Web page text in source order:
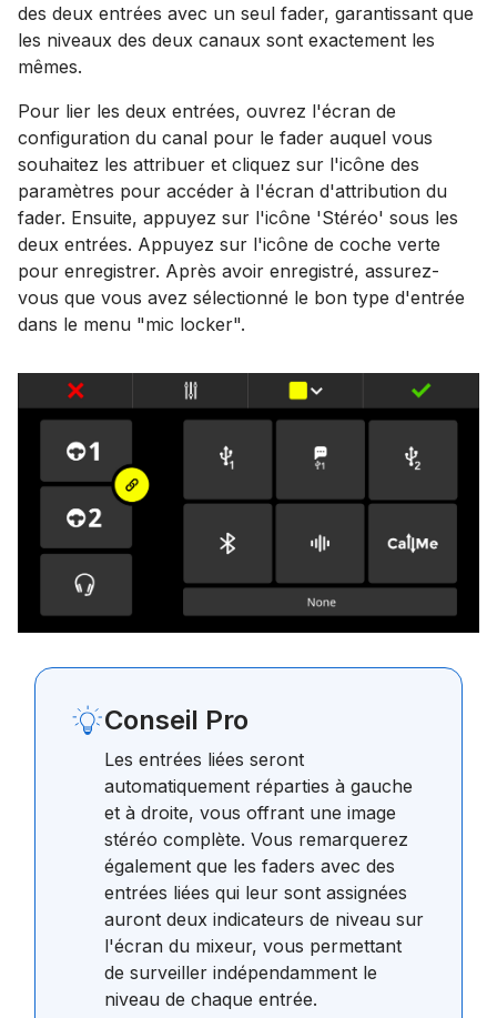
des deux entrées avec un seul fader, garantissant que
les niveaux des deux canaux sont exactement les
mêmes.
Pour lier les deux entrées, ouvrez l'écran de
configuration du canal pour le fader auquel vous
souhaitez les attribuer et cliquez sur l'icône des
paramètres pour accéder à l'écran d'attribution du
fader. Ensuite, appuyez sur l'icône 'Stéréo' sous les
deux entrées. Appuyez sur l'icône de coche verte
pour enregistrer. Après avoir enregistré, assurez-
vous que vous avez sélectionné le bon type d'entrée
dans le menu "mic locker".
Conseil Pro
Les entrées liées seront
automatiquement réparties à gauche
et à droite, vous offrant une image
stéréo complète. Vous remarquerez
également que les faders avec des
entrées liées qui leur sont assignées
auront deux indicateurs de niveau sur
l'écran du mixeur, vous permettant
de surveiller indépendamment le
niveau de chaque entrée.